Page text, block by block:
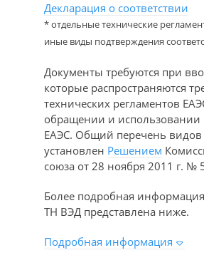
Декларация о соответствии
* отдельные технические
иные виды подтверждения
Документы требуются при
которые распространяются
технических регламентов
обращении и использовании
ЕАЭС. Общий перечень видов
установлен Решением
союза от 28 ноября 2011 г. №
Более подробная
ТН ВЭД представлена ниже.
Подробная информация